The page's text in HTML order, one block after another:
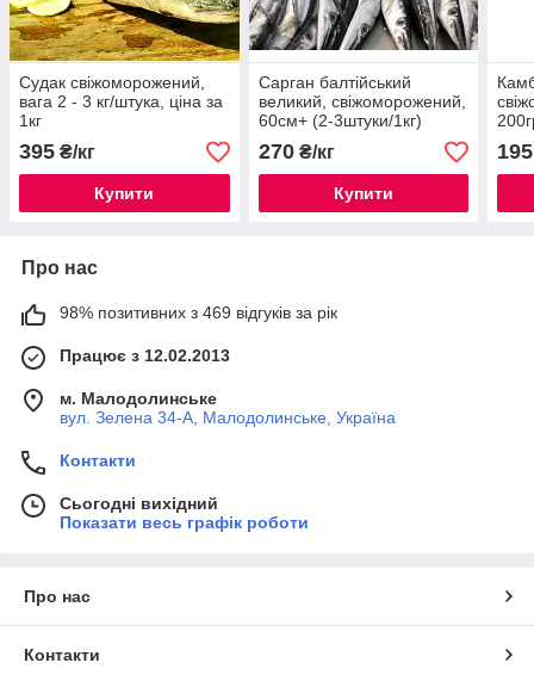
Судак свіжоморожений,
вага 2 - 3 кг/штука, ціна за
1кг
395 ₴/кг
Купити
Сарган балтійський
великий, свіжоморожений,
60см+ (2-3штуки/1кг)
270₴/кг
Купити
195
Про нас
98% позитивних з 469 відгуків за рік
Працює з 12.02.2013
м. Малодолинське
вул. Зелена 34-А, Малодолинське, Україна
Контакти
Сьогодні вихідний
Показати весь графік роботи
Про нас
Контакти